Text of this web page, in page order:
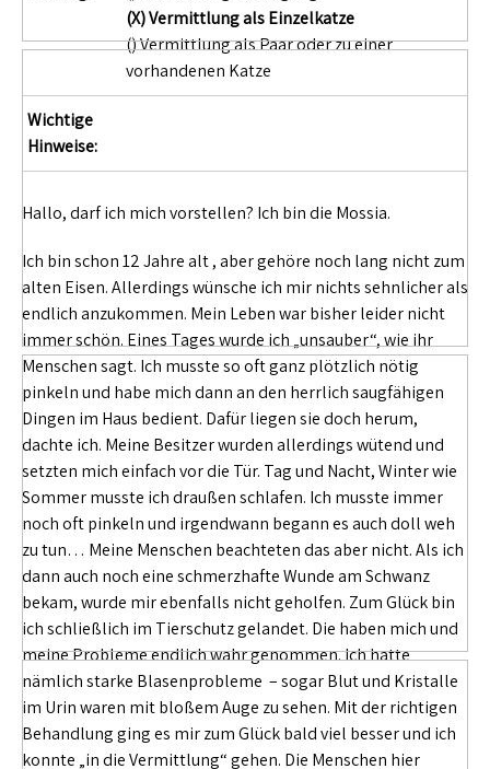
(X) Vermittlung als Einzelkatze
() Vermittlung als Paar oder zu einer
vorhandenen Katze
Wichtige
Hinweise:
Hallo, darf ich mich vorstellen? Ich bin die Mossia.
Ich bin schon 12 Jahre alt , aber gehöre noch lang nicht zum
alten Eisen. Allerdings wünsche ich mir nichts sehnlicher als
endlich anzukommen. Mein Leben war bisher leider nicht
immer schön. Eines Tages wurde ich „unsauber“, wie ihr
Menschen sagt. Ich musste so oft ganz plötzlich nötig
pinkeln und habe mich dann an den herrlich saugfähigen
Dingen im Haus bedient. Dafür liegen sie doch herum,
dachte ich. Meine Besitzer wurden allerdings wütend und
setzten mich einfach vor die Tür. Tag und Nacht, Winter wie
Sommer musste ich draußen schlafen. Ich musste immer
noch oft pinkeln und irgendwann begann es auch doll weh
zu tun… Meine Menschen beachteten das aber nicht. Als ich
dann auch noch eine schmerzhafte Wunde am Schwanz
bekam, wurde mir ebenfalls nicht geholfen. Zum Glück bin
ich schließlich im Tierschutz gelandet. Die haben mich und
meine Probleme endlich wahr genommen. Ich hatte
nämlich starke Blasenprobleme – sogar Blut und Kristalle
im Urin waren mit bloßem Auge zu sehen. Mit der richtigen
Behandlung ging es mir zum Glück bald viel besser und ich
konnte „in die Vermittlung“ gehen. Die Menschen hier